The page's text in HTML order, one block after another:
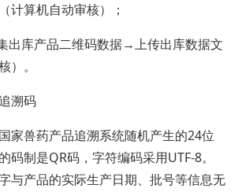
计算机自动审核）；
出库产品二维码数据→上传出库数据文
）。
溯码
家兽药产品追溯系统随机产生的24位
码制是QR码，字符编码采用UTF-8。
与产品的实际生产日期、批号等信息无